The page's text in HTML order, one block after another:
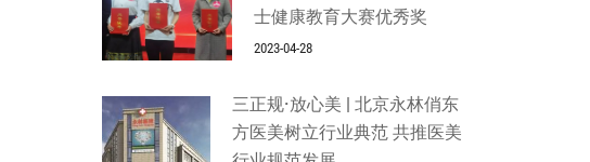
士健康教育大赛优秀奖
2023-04-28
三正规·放心美 | 北京永林俏东
方医美树立行业典范 共推医美